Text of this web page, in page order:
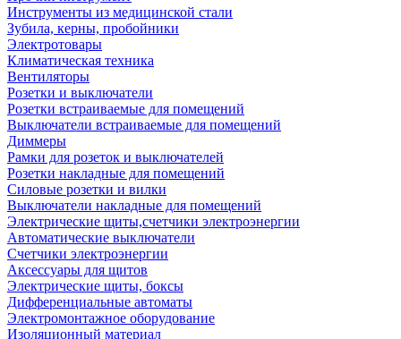
Инструменты из медицинской стали
Зубила, керны, пробойники
Электротовары
Климатическая техника
Вентиляторы
Розетки и выключатели
Розетки встраиваемые для помещений
Выключатели встраиваемые для помещений
Диммеры
Рамки для розеток и выключателей
Розетки накладные для помещений
Силовые розетки и вилки
Выключатели накладные для помещений
Электрические щиты,счетчики электроэнергии
Автоматические выключатели
Счетчики электроэнергии
Аксессуары для щитов
Электрические щиты, боксы
Дифференциальные автоматы
Электромонтажное оборудование
Изоляционный материал